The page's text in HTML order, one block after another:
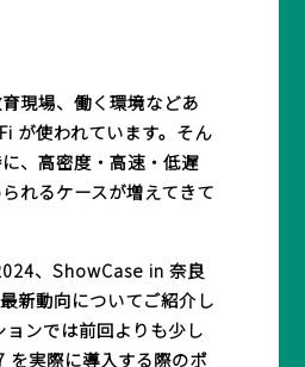
現場、働く環境などあ
が使われています。そん
、高密度・高速・低遅
れるケースが増えてきて
、ShowCase in 奈良
新動向についてご紹介し
ョンでは前回よりも少し
を実際に導入する際のポ